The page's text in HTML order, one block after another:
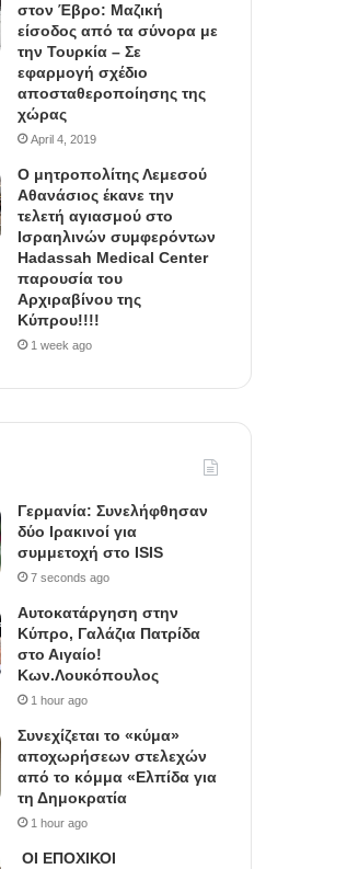
στον Έβρο: Μαζική
είσοδος από τα σύνορα με
την Τουρκία – Σε
εφαρμογή σχέδιο
αποσταθεροποίησης της
χώρας
April 4, 2019
Ο μητροπολίτης Λεμεσού
Αθανάσιος έκανε την
τελετή αγιασμού στο
Ισραηλινών συμφερόντων
Hadassah Medical Center
παρουσία του
Αρχιραβίνου της
Κύπρου!!!!
1 week ago
Γερμανία: Συνελήφθησαν
δύο Ιρακινοί για
συμμετοχή στο ISIS
7 seconds ago
Αυτοκατάργηση στην
Κύπρο, Γαλάζια Πατρίδα
στο Αιγαίο!
Κων.Λουκόπουλος
1 hour ago
Συνεχίζεται το «κύμα»
αποχωρήσεων στελεχών
από το κόμμα «Ελπίδα για
τη Δημοκρατία
1 hour ago
ΟΙ ΕΠΟΧΙΚΟΙ